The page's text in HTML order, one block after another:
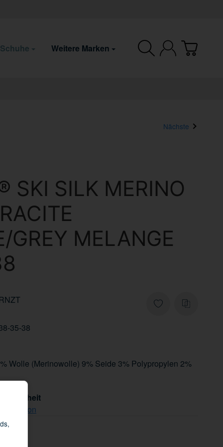
Weitere Marken
Nächste
SKI SILK MERINO
GREY MELANGE
35-38
Wolle (Merinowolle) 9% Seide 3% Polypropylen 2%
Person